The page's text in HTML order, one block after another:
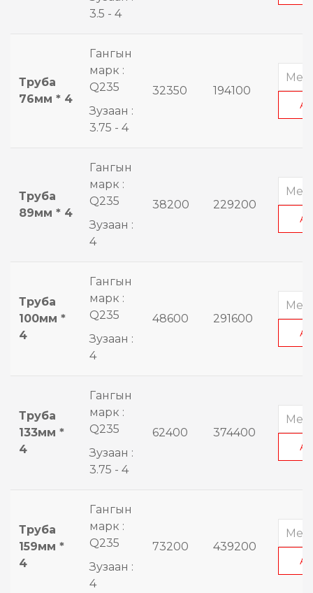
3.5 - 4
Труба
76мм * 4
Гангын
марк :
Q235
Зузаан :
3.75 - 4
32350 194100
Труба
89мм * 4
Гангын
марк :
Q235
Зузаан :
4
38200 229200
Труба
100мм *
4
Гангын
марк :
Q235
Зузаан :
4
48600 291600
Труба
133мм *
4
Гангын
марк :
Q235
Зузаан :
3.75 - 4
62400 374400
Труба
159мм *
4
Гангын
марк :
Q235
Зузаан :
4
73200 439200